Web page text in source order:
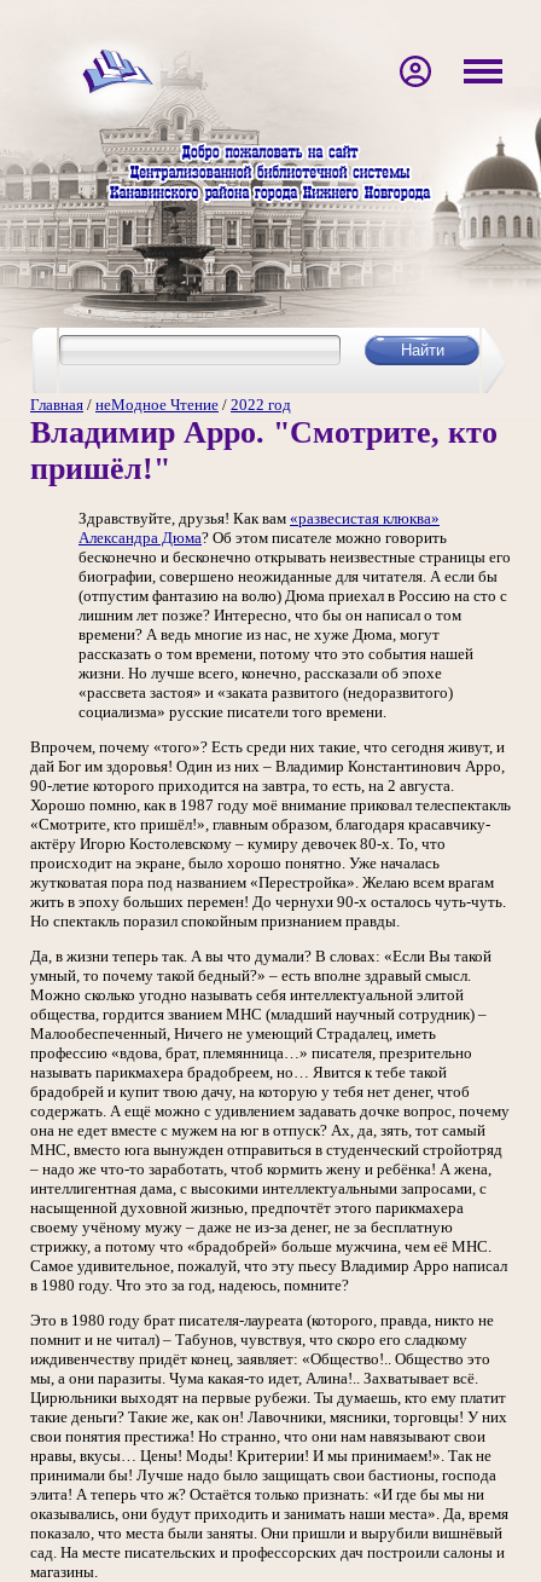
Главная / неМодное Чтение / 2022 год
Владимир Арро. "Смотрите, кто
пришёл!"
Здравствуйте, друзья! Как вам «развесистая клюква»
Александра Дюма? Об этом писателе можно говорить
бесконечно и бесконечно открывать неизвестные страницы его
биографии, совершено неожиданные для читателя. А если бы
(отпустим фантазию на волю) Дюма приехал в Россию на сто с
лишним лет позже? Интересно, что бы он написал о том
времени? А ведь многие из нас, не хуже Дюма, могут
рассказать о том времени, потому что это события нашей
жизни. Но лучше всего, конечно, рассказали об эпохе
«рассвета застоя» и «заката развитого (недоразвитого)
социализма» русские писатели того времени.
Впрочем, почему «того»? Есть среди них такие, что сегодня живут, и
дай Бог им здоровья! Один из них – Владимир Константинович Арро,
90-летие которого приходится на завтра, то есть, на 2 августа.
Хорошо помню, как в 1987 году моё внимание приковал телеспектакль
«Смотрите, кто пришёл!», главным образом, благодаря красавчику-
актёру Игорю Костолевскому – кумиру девочек 80-х. То, что
происходит на экране, было хорошо понятно. Уже началась
жутковатая пора под названием «Перестройка». Желаю всем врагам
жить в эпоху больших перемен! До чернухи 90-х осталось чуть-чуть.
Но спектакль поразил спокойным признанием правды.
Да, в жизни теперь так. А вы что думали? В словах: «Если Вы такой
умный, то почему такой бедный?» – есть вполне здравый смысл.
Можно сколько угодно называть себя интеллектуальной элитой
общества, гордится званием МНС (младший научный сотрудник) –
Малообеспеченный, Ничего не умеющий Страдалец, иметь
профессию «вдова, брат, племянница…» писателя, презрительно
называть парикмахера брадобреем, но… Явится к тебе такой
брадобрей и купит твою дачу, на которую у тебя нет денег, чтоб
содержать. А ещё можно с удивлением задавать дочке вопрос, почему
она не едет вместе с мужем на юг в отпуск? Ах, да, зять, тот самый
МНС, вместо юга вынужден отправиться в студенческий стройотряд
– надо же что-то заработать, чтоб кормить жену и ребёнка! А жена,
интеллигентная дама, с высокими интеллектуальными запросами, с
насыщенной духовной жизнью, предпочтёт этого парикмахера
своему учёному мужу – даже не из-за денег, не за бесплатную
стрижку, а потому что «брадобрей» больше мужчина, чем её МНС.
Самое удивительное, пожалуй, что эту пьесу Владимир Арро написал
в 1980 году. Что это за год, надеюсь, помните?
Это в 1980 году брат писателя-лауреата (которого, правда, никто не
помнит и не читал) – Табунов, чувствуя, что скоро его сладкому
иждивенчеству придёт конец, заявляет: «Общество!.. Общество это
мы, а они паразиты. Чума какая-то идет, Алина!.. Захватывает всё.
Цирюльники выходят на первые рубежи. Ты думаешь, кто ему платит
такие деньги? Такие же, как он! Лавочники, мясники, торговцы! У них
свои понятия престижа! Но странно, что они нам навязывают свои
нравы, вкусы… Цены! Моды! Критерии! И мы принимаем!». Так не
принимали бы! Лучше надо было защищать свои бастионы, господа
элита! А теперь что ж? Остаётся только признать: «И где бы мы ни
оказывались, они будут приходить и занимать наши места». Да, время
показало, что места были заняты. Они пришли и вырубили вишнёвый
сад. На месте писательских и профессорских дач построили салоны и
магазины.